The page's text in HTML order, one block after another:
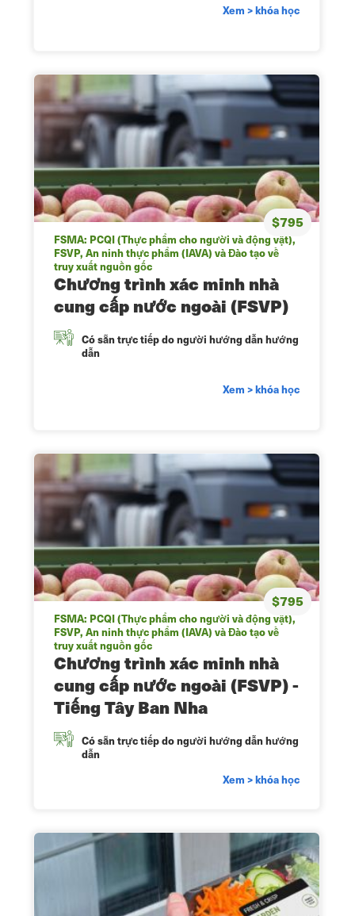
Xem > khóa học
$795
FSMA: PCQI (Thực phẩm cho người và động vật),
FSVP, An ninh thực phẩm (IAVA) và Đào tạo về
truy xuất nguồn gốc
Chương trình xác minh nhà
cung cấp nước ngoài (FSVP)
Có sẵn trực tiếp do người hướng dẫn hướng
dẫn
Xem > khóa học
$795
FSMA: PCQI (Thực phẩm cho người và động vật),
FSVP, An ninh thực phẩm (IAVA) và Đào tạo về
truy xuất nguồn gốc
Chương trình xác minh nhà
cung cấp nước ngoài (FSVP) -
Tiếng Tây Ban Nha
Có sẵn trực tiếp do người hướng dẫn hướng
dẫn
Xem > khóa học